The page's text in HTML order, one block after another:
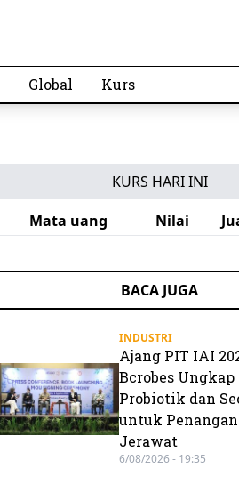
Global Kurs
KURS HARI INI
Mata uang
Nilai
BACA JUGA
INDUSTRI
Ajang PIT IAI
Bcrobes
Probiotik dan
untuk
Jerawat
6/08/2026 - 19:35